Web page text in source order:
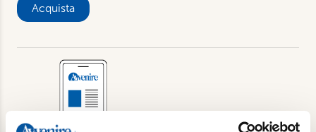
Acquista